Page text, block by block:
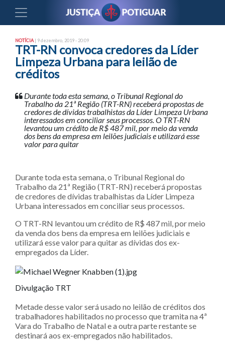
NOTÍCIA | 9 dezembro, 2019 - 20:09
TRT-RN convoca credores da Líder
Limpeza Urbana para leilão de
créditos
Durante toda esta semana, o Tribunal Regional do
Trabalho da 21ª Região (TRT-RN) receberá propostas de
credores de dívidas trabalhistas da Líder Limpeza Urbana
interessados em conciliar seus processos. O TRT-RN
levantou um crédito de R$ 487 mil, por meio da venda
dos bens da empresa em leilões judiciais e utilizará esse
valor para quitar
Durante toda esta semana, o Tribunal Regional do
Trabalho da 21ª Região (TRT-RN) receberá propostas
de credores de dívidas trabalhistas da Líder Limpeza
Urbana interessados em conciliar seus processos.
O TRT-RN levantou um crédito de R$ 487 mil, por meio
da venda dos bens da empresa em leilões judiciais e
utilizará esse valor para quitar as dívidas dos ex-
empregados da Líder.
Divulgação TRT
Metade desse valor será usado no leilão de créditos dos
trabalhadores habilitados no processo que tramita na 4ª
Vara do Trabalho de Natal e a outra parte restante se
destinará aos ex-empregados não habilitados.